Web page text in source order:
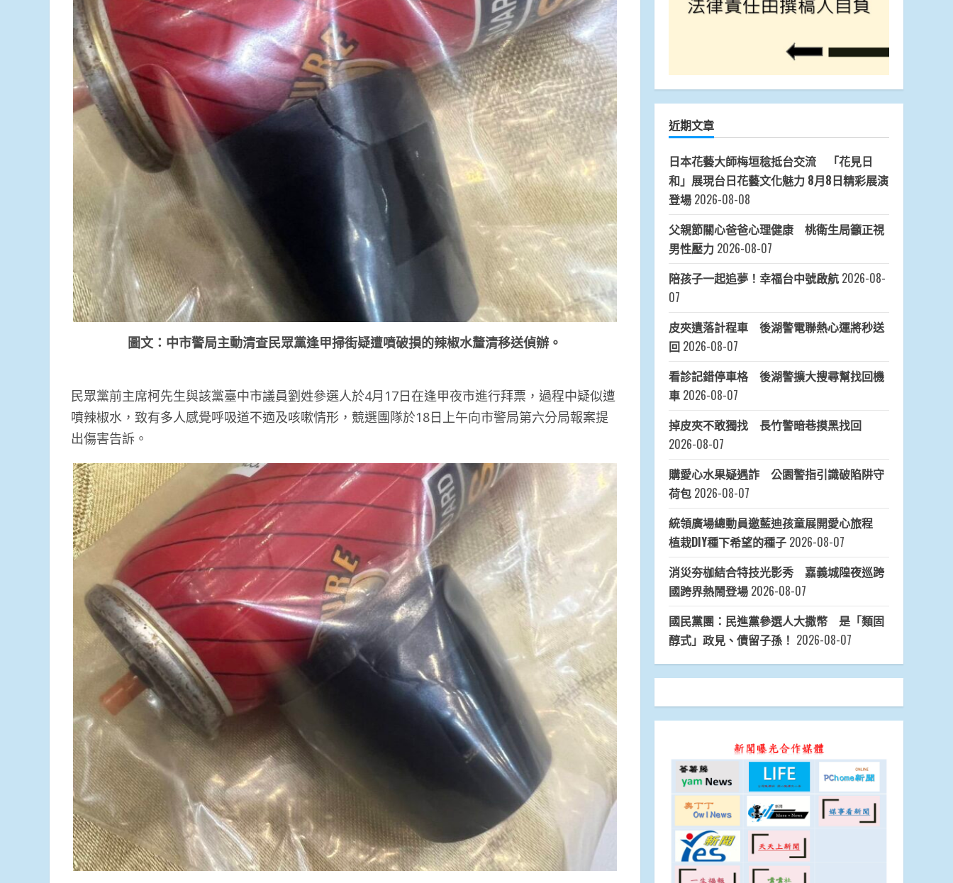
圖文：中市警局主動清查民眾黨逢甲掃街疑遭噴破損的辣椒水釐清移送偵辦。
民眾黨前主席柯先生與該黨臺中市議員劉姓參選人於4月17日在逢甲夜市進行拜票，過程中疑似遭
噴辣椒水，致有多人感覺呼吸道不適及咳嗽情形，競選團隊於18日上午向市警局第六分局報案提
出傷害告訴。
近期文章
日本花藝大師梅垣稔抵台交流 「花見日
和」展現台日花藝文化魅力 8月8日精彩展演
登場 2026-08-08
父親節關心爸爸心理健康 桃衛生局籲正視
男性壓力 2026-08-07
陪孩子一起追夢！幸福台中號啟航 2026-08-
07
皮夾遺落計程車 後湖警電聯熱心運將秒送
回 2026-08-07
看診記錯停車格 後湖警擴大搜尋幫找回機
車 2026-08-07
掉皮夾不敢獨找 長竹警暗巷摸黑找回
2026-08-07
購愛心水果疑遇詐 公園警指引識破陷阱守
荷包 2026-08-07
統領廣場總動員邀藍迪孩童展開愛心旅程
植栽DIY種下希望的種子 2026-08-07
消災夯枷結合特技光影秀 嘉義城隍夜巡跨
國跨界熱鬧登場 2026-08-07
國民黨團：民進黨參選人大撒幣 是「類固
醇式」政見、債留子孫！ 2026-08-07